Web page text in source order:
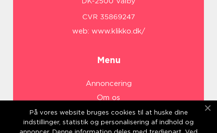
web: www.klikko.dk/
Menu
Annoncering
Om os
Cookies
Kontakt os
På vores website bruges cookies til at huske dine
indstillinger, statistik og personalisering af indhold og